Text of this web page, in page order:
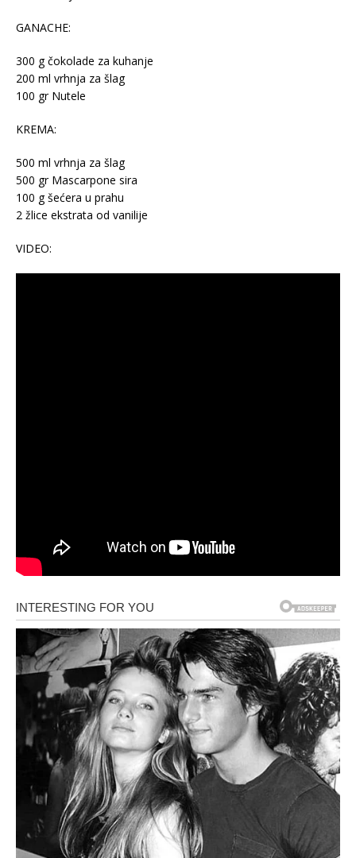
GANACHE:
300 g čokolade za kuhanje
200 ml vrhnja za šlag
100 gr Nutele
KREMA:
500 ml vrhnja za šlag
500 gr Mascarpone sira
100 g šećera u prahu
2 žlice ekstrata od vanilije
VIDEO: